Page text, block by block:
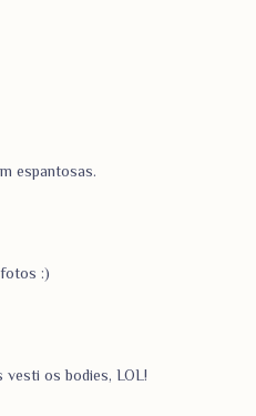
espantosas.
:)
vesti os bodies, LOL!